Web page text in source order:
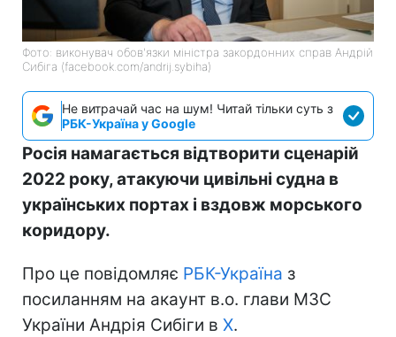
Фото: виконувач обов'язки міністра закордонних справ Андрій
Сибіга (facebook.com/andrij.sybiha)
Не витрачай час на шум! Читай тільки суть з
РБК-Україна у Google
Росія намагається відтворити сценарій
2022 року, атакуючи цивільні судна в
українських портах і вздовж морського
коридору.
Про це повідомляє РБК-Україна з
посиланням на акаунт в.о. глави МЗС
України Андрія Сибіги в Х.